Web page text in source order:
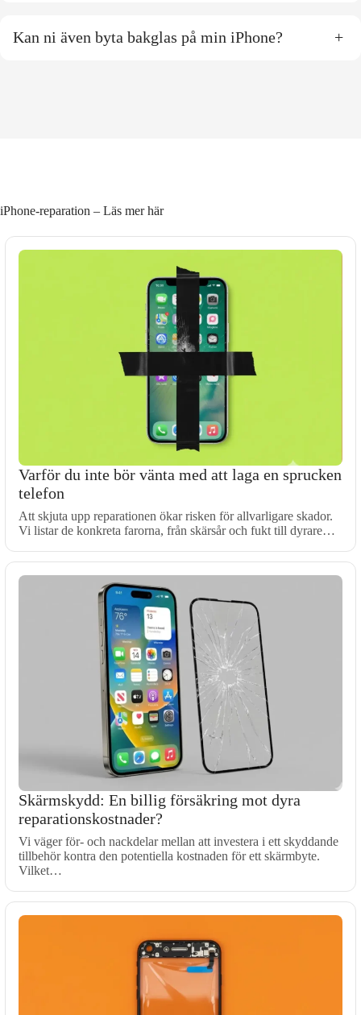
Kan ni även byta bakglas på min iPhone? +
iPhone-reparation – Läs mer här
Varför du inte bör vänta med att laga en sprucken
telefon
Att skjuta upp reparationen ökar risken för allvarligare skador.
Vi listar de konkreta farorna, från skärsår och fukt till dyrare…
Skärmskydd: En billig försäkring mot dyra
reparationskostnader?
Vi väger för- och nackdelar mellan att investera i ett skyddande
tillbehör kontra den potentiella kostnaden för ett skärmbyte.
Vilket…